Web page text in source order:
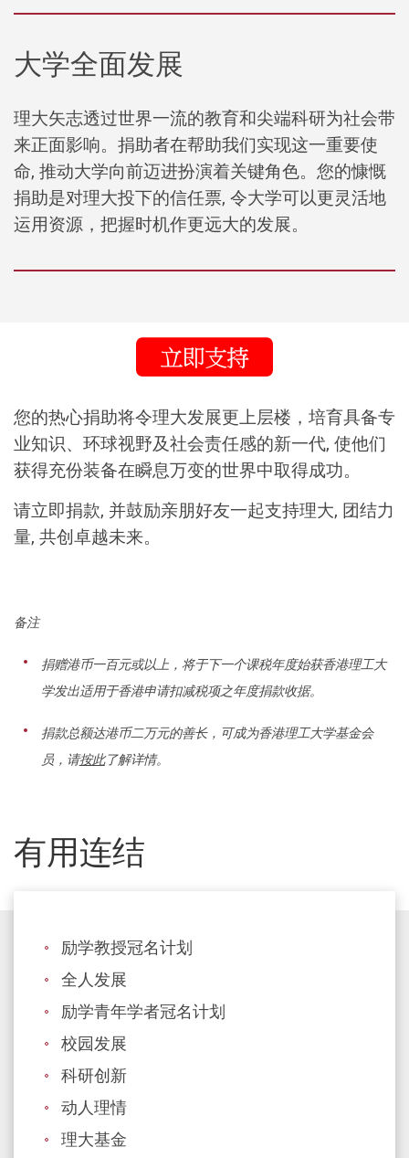
大学全面发展
理大矢志透过世界一流的教育和尖端科研为社会带
来正面影响。捐助者在帮助我们实现这一重要使
命, 推动大学向前迈进扮演着关键角色。您的慷慨
捐助是对理大投下的信任票, 令大学可以更灵活地
运用资源，把握时机作更远大的发展。
您的热心捐助将令理大发展更上层楼，培育具备专
业知识、环球视野及社会责任感的新一代, 使他们
获得充份装备在瞬息万变的世界中取得成功。
请立即捐款, 并鼓励亲朋好友一起支持理大, 团结力
量, 共创卓越未来。
备注
捐赠港币一百元或以上，将于下一个课税年度始获香港理工大
学发出适用于香港申请扣减税项之年度捐款收据。
捐款总额达港币二万元的善长，可成为香港理工大学基金会
员，请按此了解详情。
有用连结
励学教授冠名计划
全人发展
励学青年学者冠名计划
校园发展
科研创新
动人理情
理大基金